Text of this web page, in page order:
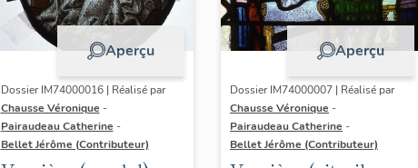
Aperçu
Dossier IM74000016 | Réalisé par
Chausse Véronique -
Pairaudeau Catherine -
Bellet Jérôme (Contributeur)
Aperçu
Dossier IM74000007 | Réalisé par
Chausse Véronique -
Pairaudeau Catherine -
Bellet Jérôme (Contributeur)